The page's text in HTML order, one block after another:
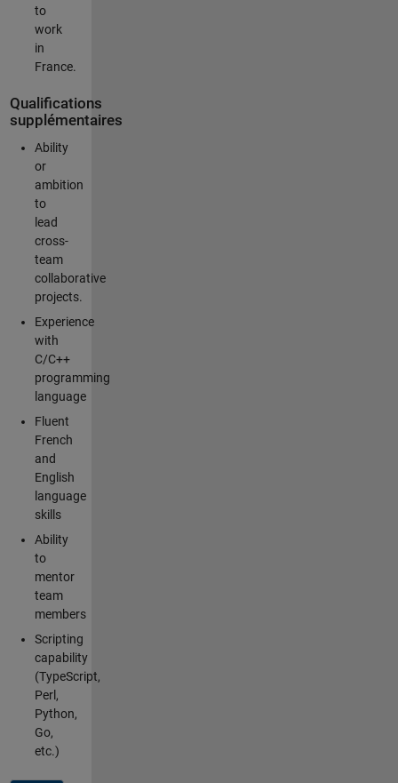
to
work
in
France.
Qualifications
supplémentaires
Ability
or
ambition
to
lead
cross-
team
collaborative
projects.
Experience
with
C/C++
programming
language
Fluent
French
and
English
language
skills
Ability
to
mentor
team
members
Scripting
capability
(TypeScript,
Perl,
Python,
Go,
etc.)